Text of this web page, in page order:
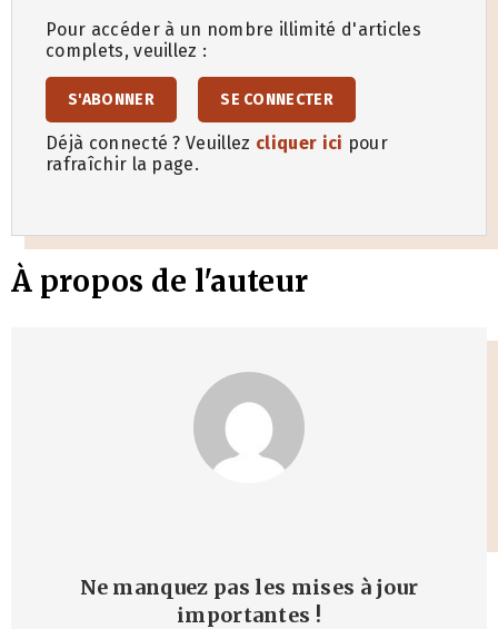
Pour accéder à un nombre illimité d'articles
complets, veuillez :
S'ABONNER SE CONNECTER
Déjà connecté ? Veuillez cliquer ici pour
rafraîchir la page.
À propos de l'auteur
Ne manquez pas les mises à jour
importantes !